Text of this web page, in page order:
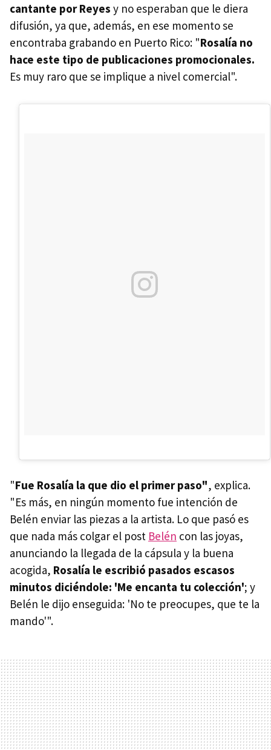
cantante por Reyes y no esperaban que le diera
difusión, ya que, además, en ese momento se
encontraba grabando en Puerto Rico: "Rosalía no
hace este tipo de publicaciones promocionales.
Es muy raro que se implique a nivel comercial".
"Fue Rosalía la que dio el primer paso", explica.
"Es más, en ningún momento fue intención de
Belén enviar las piezas a la artista. Lo que pasó es
que nada más colgar el post Belén con las joyas,
anunciando la llegada de la cápsula y la buena
acogida, Rosalía le escribió pasados escasos
minutos diciéndole: 'Me encanta tu colección'; y
Belén le dijo enseguida: 'No te preocupes, que te la
mando'".